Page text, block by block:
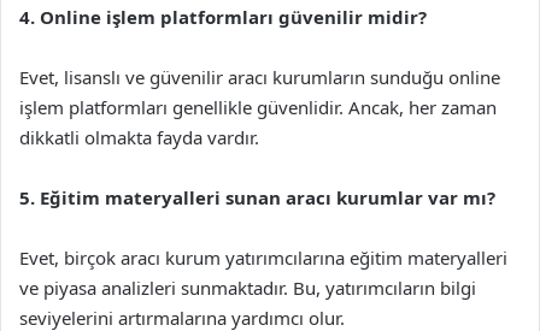
4. Online işlem platformları güvenilir midir?
Evet, lisanslı ve güvenilir aracı kurumların sunduğu online
işlem platformları genellikle güvenlidir. Ancak, her zaman
dikkatli olmakta fayda vardır.
5. Eğitim materyalleri sunan aracı kurumlar var mı?
Evet, birçok aracı kurum yatırımcılarına eğitim materyalleri
ve piyasa analizleri sunmaktadır. Bu, yatırımcıların bilgi
seviyelerini artırmalarına yardımcı olur.